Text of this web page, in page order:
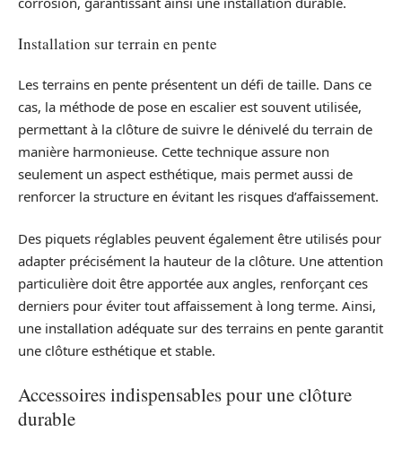
Installation sur terrain en pente
Les terrains en pente présentent un défi de taille. Dans ce
cas, la méthode de pose en escalier est souvent utilisée,
permettant à la clôture de suivre le dénivelé du terrain de
manière harmonieuse. Cette technique assure non
seulement un aspect esthétique, mais permet aussi de
renforcer la structure en évitant les risques d’affaissement.
Des piquets réglables peuvent également être utilisés pour
adapter précisément la hauteur de la clôture. Une attention
particulière doit être apportée aux angles, renforçant ces
derniers pour éviter tout affaissement à long terme. Ainsi,
une installation adéquate sur des terrains en pente garantit
une clôture esthétique et stable.
Accessoires indispensables pour une clôture
durable